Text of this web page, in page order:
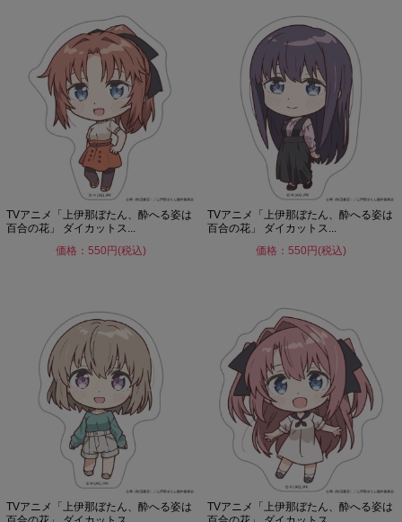
TVアニメ「上伊那ぼたん、酔へる姿は
百合の花」 ダイカットス...
価格：550円(税込)
TVアニメ「上伊那ぼたん、酔へる姿は
百合の花」 ダイカットス...
価格：550円(税込)
TVアニメ「上伊那ぼたん、酔へる姿は
TVアニメ「上伊那ぼたん、酔へる姿は